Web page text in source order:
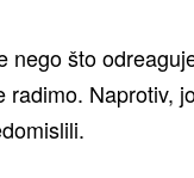
što
Naprotiv,